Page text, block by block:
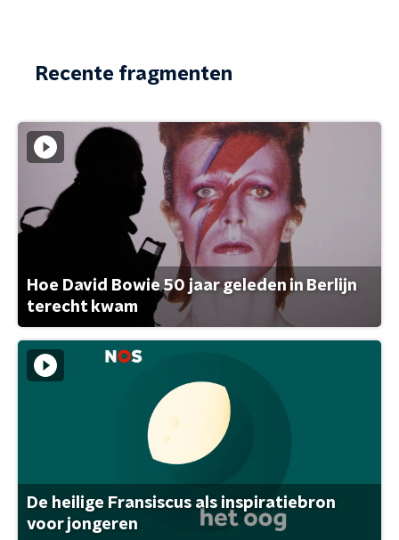
Recente fragmenten
Hoe David Bowie 50 jaar geleden in Berlijn
terecht kwam
De heilige Fransiscus als inspiratiebron
voor jongeren